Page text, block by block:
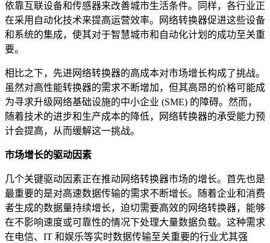
依靠互联设备和传感器来改善城市生活条件。同样，各行业正
在采用自动化技术来提高运营效率。网络转换器促进这些设备
和系统的集成，使其对于智慧城市和自动化计划的成功至关重
要。
相比之下，先进网络转换器的高成本对市场增长构成了挑战。
虽然对高性能转换器的需求不断增加，但其高昂的价格可能成
为寻求升级网络基础设施的中小企业 (SME) 的障碍。然而，
随着技术的进步和生产成本的降低，网络转换器的承受能力预
计会提高，从而缓解这一挑战。
市场增长的驱动因素
几个关键驱动因素正在推动网络转换器市场的增长。首先也是
最重要的是对高速数据传输的需求不断增长。随着企业和消费
者生成的数据量持续增长，迫切需要高效的网络转换器，能够
在不影响速度或可靠性的情况下处理大量数据负载。这种需求
在电信、IT 和娱乐等实时数据传输至关重要的行业尤其强